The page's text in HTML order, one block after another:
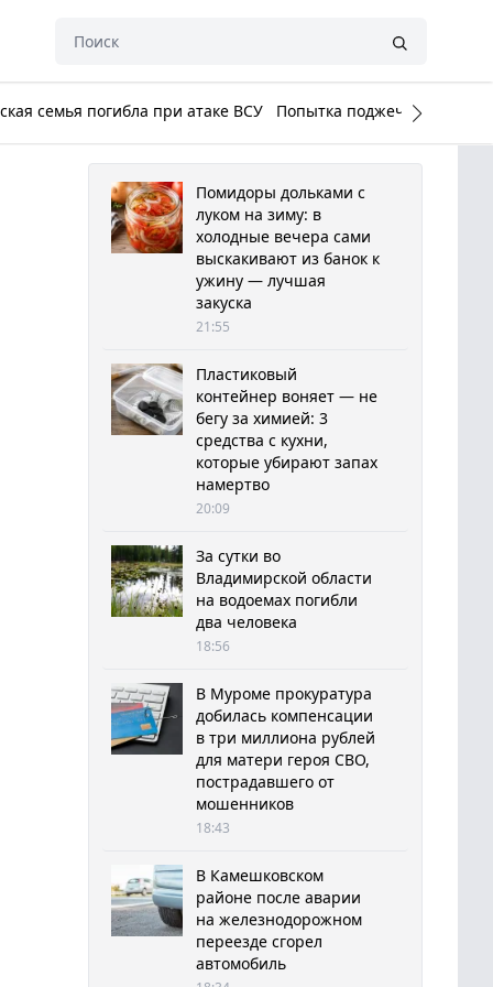
семья погибла при атаке ВСУ Попытка поджечь Белый
Помидоры дольками с
луком на зиму: в
холодные вечера сами
выскакивают из банок к
ужину — лучшая
закуска
21:55
Пластиковый
контейнер воняет — не
бегу за химией: 3
средства с кухни,
которые убирают запах
намертво
20:09
За сутки во
Владимирской области
на водоемах погибли
два человека
18:56
В Муроме прокуратура
добилась компенсации
в три миллиона рублей
для матери героя СВО,
пострадавшего от
мошенников
18:43
В Камешковском
районе после аварии
на железнодорожном
переезде сгорел
автомобиль